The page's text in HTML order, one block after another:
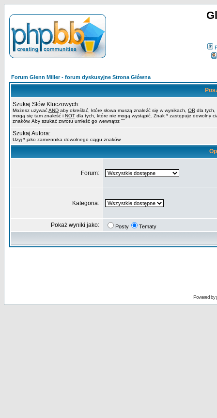
Forum Glenn Miller - forum dyskusyjne Strona Główna
Szukaj Słów Kluczowych:
Możesz używaćAND aby określać, które słowa muszą znaleźć się w wynikach, OR dla tych,
mogą się tam znaleść i NOT dla tych, które nie mogą wystąpić. Znak * zastępuje dowolny
znaków. Aby szukać zwrotu umieść go wewnątrz ""
Szukaj Autora:
Użyj * jako zamiennika dowolnego ciągu znaków
Forum:
Kategoria:
Pokaż wyniki jako: Posty Tematy
Powered by